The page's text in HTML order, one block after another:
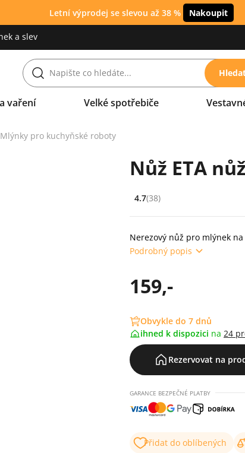
Letní výprodej se slevou až 38 % Nakoupit
a slev
vaření Velké spotřebiče
Mlýnky pro kuchyňské roboty
Nůž ETA
Hodnocení: 4.7 z 5 (38 recenzí)
4.7(38)
Nerezový nůž pro mlýnek
Podrobný popis
159,-
Obvykle do 7 dnů
ihned k dispozici na 24
Rezervovat na
GARANCE BEZPEČNÉ PLATBY
Přidat do oblíbených